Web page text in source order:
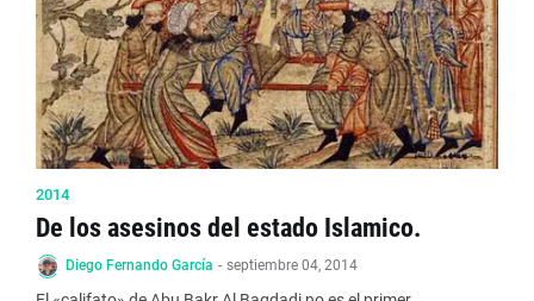
2014
De los asesinos del estado Islamico.
Diego Fernando García - septiembre 04, 2014